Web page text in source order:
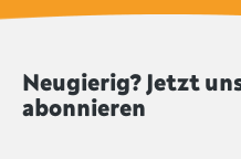
Neugierig? Jetzt
abonnieren